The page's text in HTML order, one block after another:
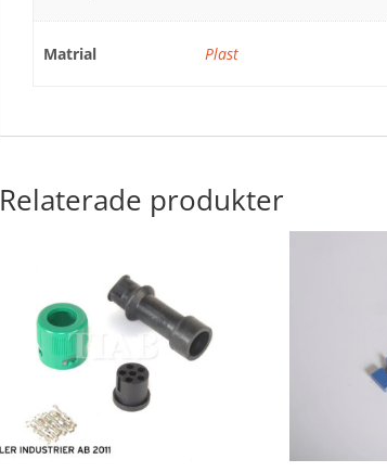
Matrial Plast
Relaterade produkter